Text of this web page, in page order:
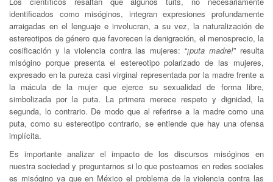
identificados como misóginos, integran expresiones profundamente
arraigadas en el lenguaje e involucran, a su vez, la naturalización de
estereotipos de género que favorecen la denigración, el menosprecio, la
cosificación y la violencia contra las mujeres: “¡puta madre!” resulta
misógino porque presenta el estereotipo polarizado de las mujeres,
expresado en la pureza casi virginal representada por la madre frente a
la mácula de la mujer que ejerce su sexualidad de forma libre,
simbolizada por la puta. La primera merece respeto y dignidad, la
segunda, lo contrario. De modo que al referirse a la madre como una
puta, como su estereotipo contrario, se entiende que hay una ofensa
implícita.
Es importante analizar el impacto de los discursos misóginos en
nuestra sociedad y preguntarnos si lo que posteamos en redes sociales
es misógino ya que en México el problema de la violencia contra las